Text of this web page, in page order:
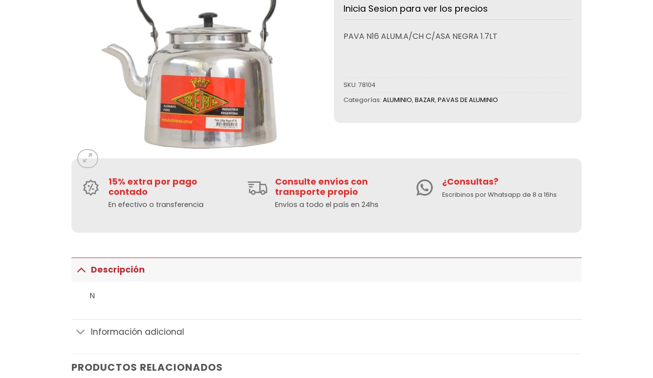
Inicia Sesion para ver los precios
PAVA N16 ALUM.A/CH C/ASA NEGRA 1.7LT
SKU: 78104
Categorías: ALUMINIO, BAZAR, PAVAS DE ALUMINIO
15% extra por pago
contado
En efectivo o transferencia
Consulte envíos con
transporte propio
Envíos a todo el país en 24hs
¿Consultas?
Escribinos por Whatsapp de 8 a 16hs
Descripción
N
Información adicional
PRODUCTOS RELACIONADOS